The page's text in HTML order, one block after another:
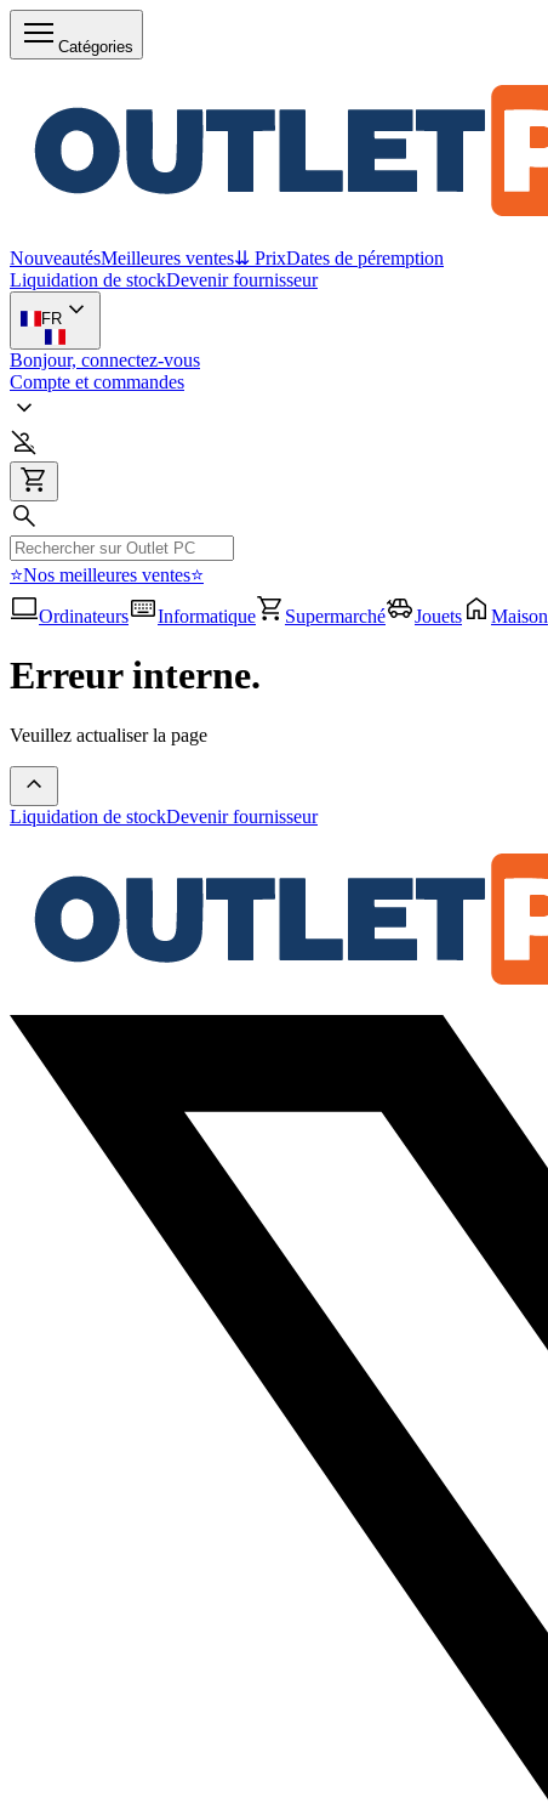
Catégories
NouveautésMeilleures ventes⇊ PrixDates de péremption
Liquidation de stockDevenir fournisseur
FR
Bonjour, connectez-vous
Compte et commandes
⭐Nos meilleures ventes⭐
Ordinateurs
Informatique Supermarché Jouets Maison
Erreur interne.
Veuillez actualiser la page
Liquidation de stockDevenir fournisseur